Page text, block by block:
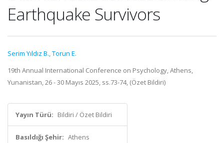
Earthquake Survivors
Serim Yıldız B.,Torun E.
19th Annual International Conference on Psychology, Athens,
Yunanistan, 26 - 30 Mayıs 2025, ss.73-74, (Özet Bildiri)
Yayın Türü: Bildiri / Özet Bildiri
Basıldığı Şehir: Athens